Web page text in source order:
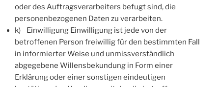
oder des Auftragsverarbeiters befugt sind, die
personenbezogenen Daten zu verarbeiten.
k) Einwilligung Einwilligung ist jede von der
betroffenen Person freiwillig für den bestimmten Fall
in informierter Weise und unmissverständlich
abgegebene Willensbekundung in Form einer
Erklärung oder einer sonstigen eindeutigen